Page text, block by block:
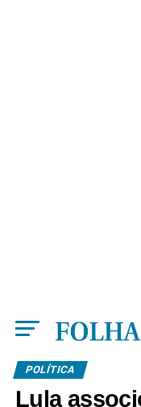
POLÍTICA
Lula